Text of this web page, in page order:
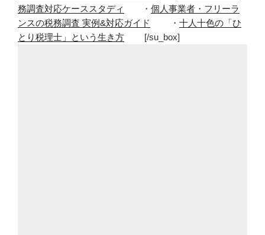
務調査対応ケーススタディ
・ 個人事業者・フリーラ
ンスの税務調査 実例&対応ガイド
・ 十人十色の「ひ
とり税理士」という生き方 [/su_box]